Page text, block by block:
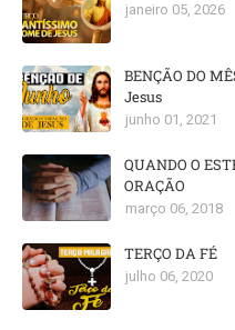
janeiro 05, 2026
BENÇÃO DO
Jesus
junho 01, 2021
QUANDO O
ORAÇÃO
março 06, 2018
TERÇO DA FÉ
julho 06, 2020